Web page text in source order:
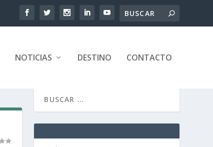
NOTICIAS DESTINO CONTACTO